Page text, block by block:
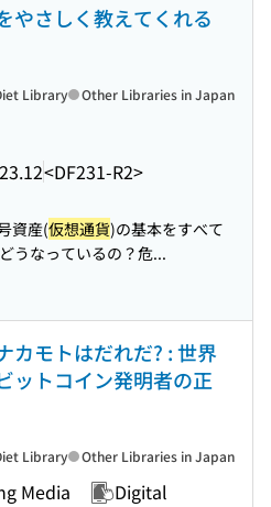
やさしく教えてくれる
<DF231-R2>
Library Other Libraries in Japan
資産(仮想通貨)の基本をすべて
うなっているの？危...
カモトはだれだ? : 世界
ットコイン発明者の正
Media Digital
Library Other Libraries in Japan